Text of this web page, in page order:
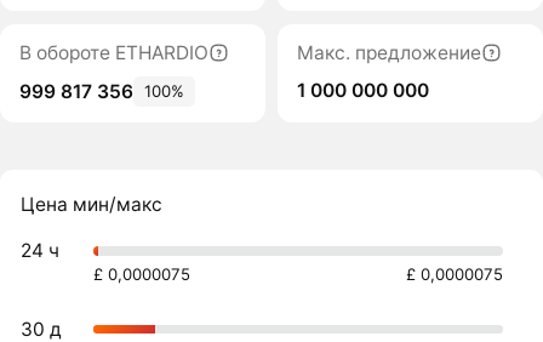
В обороте ETHARDIO
999 817 356 100%
Макс. предложение
1 000 000 000
Цена мин/макс
24 ч
£ 0,0000075 £ 0,0000075
30 д